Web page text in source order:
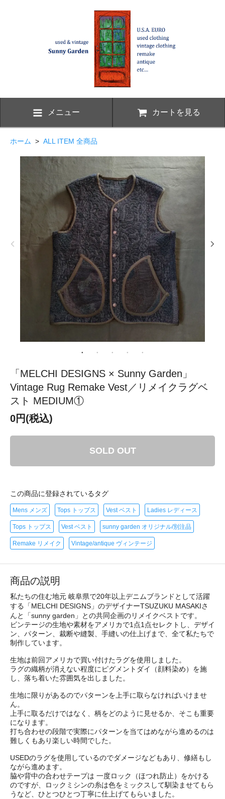
メニュー カートを見る
ホーム > ALL ITEM 全商品
「MELCHI DESIGNS × Sunny Garden」
Vintage Rug Remake Vest／リメイクラグベ
スト MEDIUM①
0円(税込)
SOLD OUT
この商品に登録されているタグ
Mens メンズ Tops トップス Vest ベスト Ladies レディース
Tops トップス Vest ベスト sunny garden オリジナル/別注品
Remake リメイク Vintage/antique ヴィンテージ
商品の説明
私たちの住む地元 岐阜県で20年以上デニムブランドとして活躍
する「MELCHI DESIGNS」のデザイナーTSUZUKU MASAKIさ
んと「sunny garden」との共同企画のリメイクベストです。
ビンテージの生地や素材をアメリカで1点1点セレクトし、デザイ
ン、パターン、裁断や縫製、手縫いの仕上げまで、全て私たちで
制作しています。
生地は前回アメリカで買い付けたラグを使用しました。
ラグの織柄が消えない程度にピグメントダイ（顔料染め）を施
し、落ち着いた雰囲気を出しました。
生地に限りがあるのでパターンを上手に取らなければいけませ
ん。
上手に取るだけではなく、柄をどのように見せるか、そこも重要
になります。
打ち合わせの段階で実際にパターンを当てはめながら進めるのは
難しくもあり楽しい時間でした。
USEDのラグを使用しているのでダメージなどもあり、修繕もし
ながら進めます。
脇や背中の合わせテープは 一度ロック（ほつれ防止）をかける
のですが、ロックミシンの糸は色をミックスして馴染ませてもら
うなど、ひとつひとつ丁寧に仕上げてもらいました。